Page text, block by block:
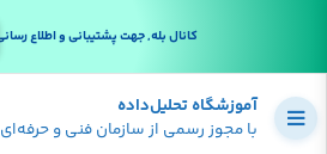
کانال بله, جهت پشتیبانی و اطلاع
آموزشگاه تحلیل‌داده
با مجوز رسمی از سازمان فنی و حرفه‌ای